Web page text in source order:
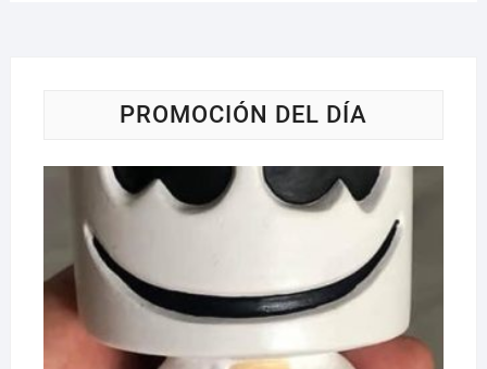
PROMOCIÓN DEL DÍA